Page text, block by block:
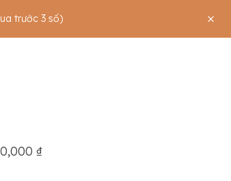
trước 3 số)
₫
90,000 ₫ đến 200,000 ₫